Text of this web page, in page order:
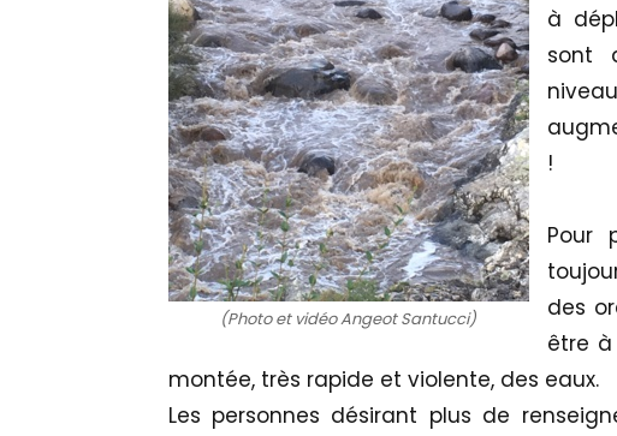
(Photo et vidéo Angeot Santucci)
à
sont
!
Pour
des
être
montée, très rapide et violente, des eaux.
Les personnes désirant plus de